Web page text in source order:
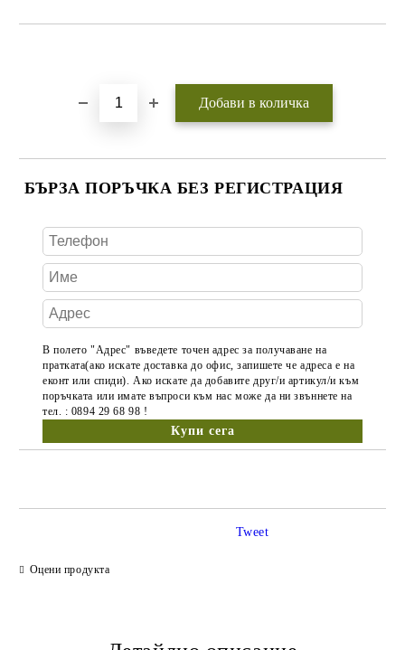
БЪРЗА ПОРЪЧКА БЕЗ РЕГИСТРАЦИЯ
В полето "Адрес" въведете точен адрес за получаване на
пратката(ако искате доставка до офис, запишете че адреса е на
еконт или спиди). Ако искате да добавите друг/и артикул/и към
поръчката или имате въпроси към нас може да ни звъннете на
тел. : 0894 29 68 98 !
Оцени продукта
Tweet